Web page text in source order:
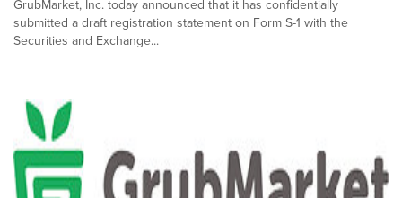
GrubMarket, Inc. today announced that it has confidentially
submitted a draft registration statement on Form S-1 with the
Securities and Exchange...